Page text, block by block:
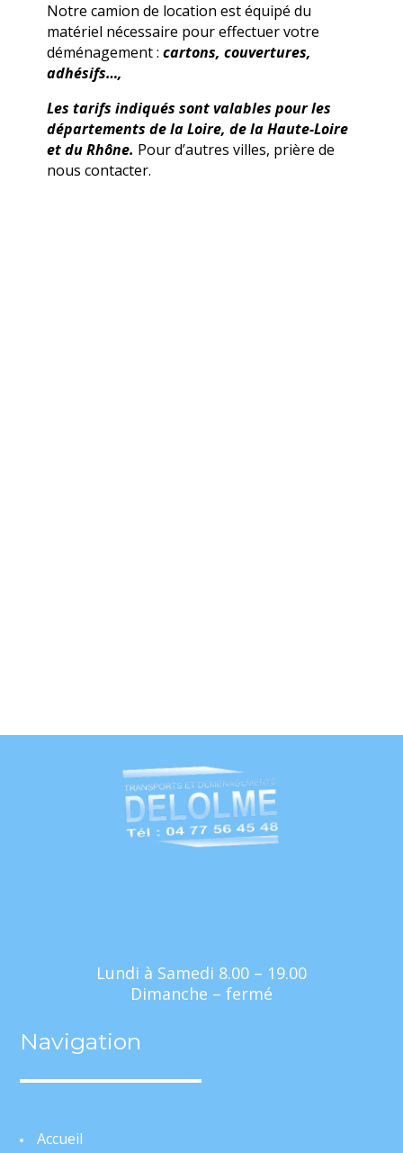
Notre camion de location est équipé du
matériel nécessaire pour effectuer votre
déménagement : cartons, couvertures,
adhésifs…,
Les tarifs indiqués sont valables pour les
départements de la Loire, de la Haute-Loire
et du Rhône. Pour d’autres villes, prière de
nous contacter.
Lundi à Samedi 8.00 – 19.00
Dimanche – fermé
Navigation
Accueil